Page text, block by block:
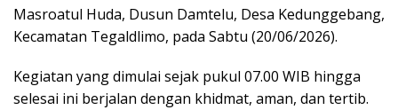
Masroatul Huda, Dusun Damtelu, Desa Kedunggebang,
Kecamatan Tegaldlimo, pada Sabtu (20/06/2026).
Kegiatan yang dimulai sejak pukul 07.00 WIB hingga
selesai ini berjalan dengan khidmat, aman, dan tertib.